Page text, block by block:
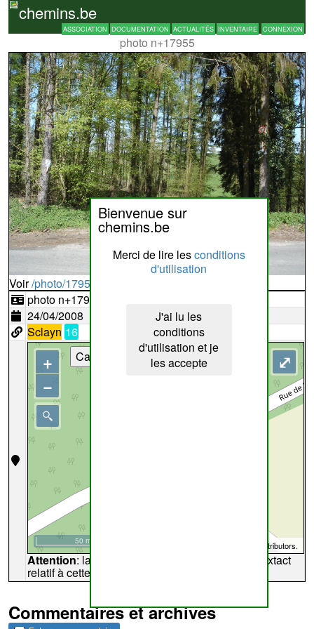
chemins.be
ASSOCIATION DOCUMENTATION ACTUALITÉS INVENTAIRE CONNEXION
photo n+17955
Bienvenue sur
chemins.be
Merci de lire lesconditions
d'utilisation
J'ai lu les
conditions
d'utilisation et je
les accepte
Voir/photo/17955?typ=d
photo n+17955
24/04/2008
Sclayn 16
contributors.
50 m
+
−
⤢
Cartes
Attention: la carte peut ne pas refléter l'endroit extact
relatif à cette archive
Commentaires et archives